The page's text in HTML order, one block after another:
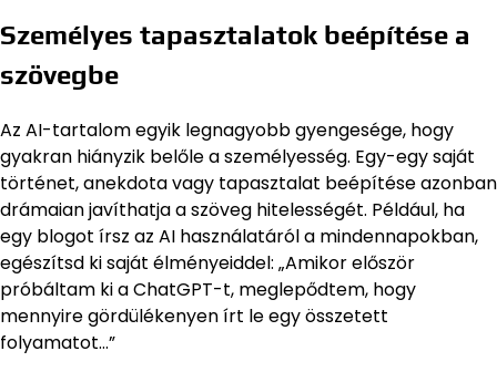
Személyes tapasztalatok beépítése a
szövegbe
Az AI-tartalom egyik legnagyobb gyengesége, hogy
gyakran hiányzik belőle a személyesség. Egy-egy saját
történet, anekdota vagy tapasztalat beépítése azonban
drámaian javíthatja a szöveg hitelességét. Például, ha
egy blogot írsz az AI használatáról a mindennapokban,
egészítsd ki saját élményeiddel: „Amikor először
próbáltam ki a ChatGPT-t, meglepődtem, hogy
mennyire gördülékenyen írt le egy összetett
folyamatot…”